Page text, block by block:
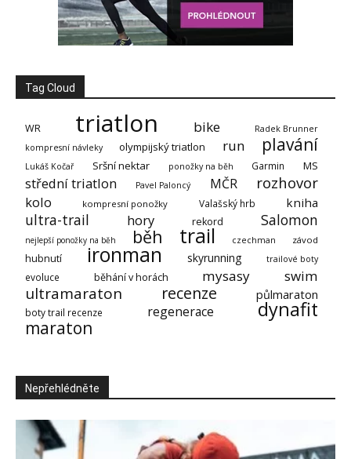
Tag Cloud
WR triatlon bike
Radek Brunner
kompresní návleky
olympijský triatlon run plavání
Lukáš Kočař Sršní nektar ponožky na běh Garmin MS
střední triatlon Pavel Paloncý MČR rozhovor
kolo kompresní ponožky Valašský hrb kniha
ultra-trail hory rekord Salomon
nejlepší ponožky na běh běh trail czechman závod
hubnutí ironman skyrunning trailové boty
evoluce běhání v horách mysasy swim
ultramaraton recenze půlmaraton
boty trail recenze regenerace dynafit
maraton
Nepřehlédněte